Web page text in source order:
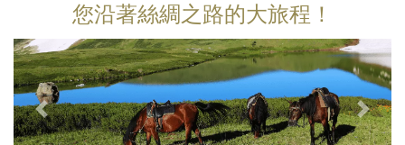
您沿著絲綢之路的大旅程！
以前的 下一個